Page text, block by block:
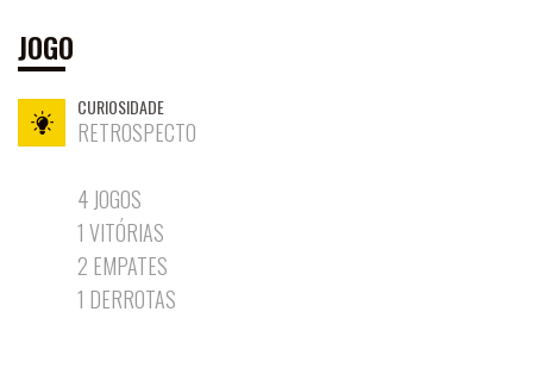
COMPETIÇÕES
AVALIAÇÕES
ESCOLINHA
NOTÍCIAS
JOGO
CURIOSIDADE
RETROSPECTO
4 JOGOS
1 VITÓRIAS
2 EMPATES
1 DERROTAS